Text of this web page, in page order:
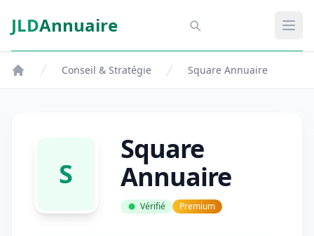
Aspect SDM
JLDAnnuaire
Conseil & Stratégie Square Annuaire
S
Square
Annuaire
Vérifié Premium